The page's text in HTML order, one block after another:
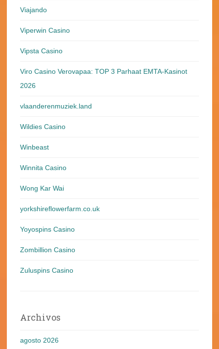
Viajando
Viperwin Casino
Vipsta Casino
Viro Casino Verovapaa: TOP 3 Parhaat EMTA-Kasinot
2026
vlaanderenmuziek.land
Wildies Casino
Winbeast
Winnita Casino
Wong Kar Wai
yorkshireflowerfarm.co.uk
Yoyospins Casino
Zombillion Casino
Zuluspins Casino
Archivos
agosto 2026